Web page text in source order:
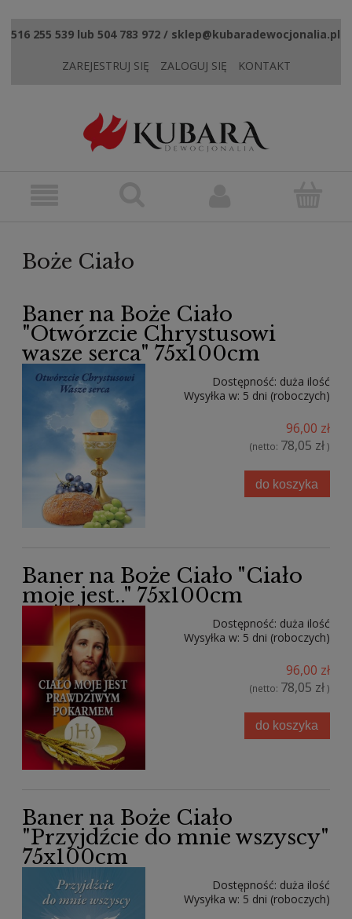
516 255 539 lub 504 783 972 / sklep@kubaradewocjonalia.pl
ZAREJESTRUJ SIĘ ZALOGUJ SIĘ KONTAKT
Boże Ciało
Baner na Boże Ciało
"Otwórzcie Chrystusowi
wasze serca" 75x100cm
Dostępność: duża ilość
Wysyłka w: 5 dni (roboczych)
96,00 zł
(netto: 78,05 zł)
do koszyka
Baner na Boże Ciało "Ciało
moje jest.." 75x100cm
Dostępność: duża ilość
Wysyłka w: 5 dni (roboczych)
96,00 zł
(netto: 78,05 zł)
do koszyka
Baner na Boże Ciało
"Przyjdźcie do mnie wszyscy"
75x100cm
Dostępność: duża ilość
Wysyłka w: 5 dni (roboczych)